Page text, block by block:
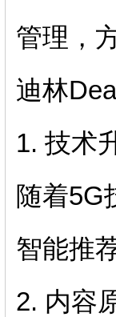
管理，
迪林
1. 技术
随着5G
智能推
2. 内容